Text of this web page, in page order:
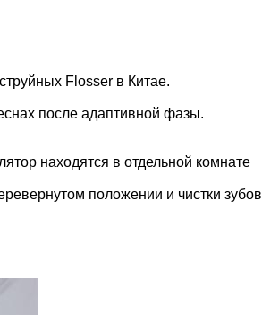
Flosser в Китае.
после адаптивной фазы.
находятся в отдельной комнате
положении и чистки зубов